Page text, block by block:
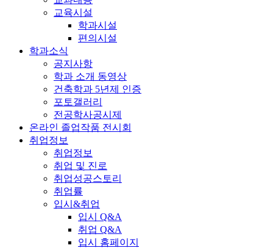
교육시설
학과시설
편의시설
학과소식
공지사항
학과 소개 동영상
건축학과 5년제 인증
포토갤러리
전공학사공시제
온라인 졸업작품 전시회
취업정보
취업정보
취업 및 진로
취업성공스토리
취업률
입시&취업
입시 Q&A
취업 Q&A
입시 홈페이지